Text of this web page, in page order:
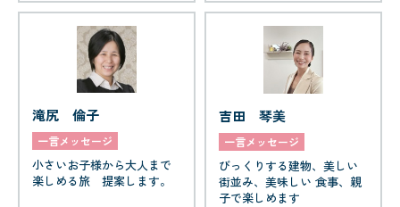
滝尻 倫子
一言メッセージ
小さいお子様から大人まで
楽しめる旅 提案します。
吉田 琴美
一言メッセージ
びっくりする建物、美しい
街並み、美味しい 食事、親
子で楽しめます